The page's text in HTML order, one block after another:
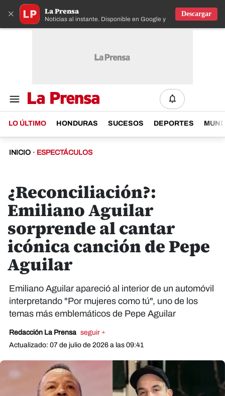
× La Prensa
Noticias al instante. Disponible en Google y IOS
Descargar
LO ÚLTIMO HONDURAS SUCESOS DEPORTES
INICIO · ESPECTÁCULOS
¿Reconciliación?:
Emiliano Aguilar
sorprende al cantar
icónica canción de Pepe
Aguilar
Emiliano Aguilar apareció al interior de un automóvil
interpretando "Por mujeres como tú", uno de los
temas más emblemáticos de Pepe Aguilar
Redacción La Prensa seguir +
Actualizado: 07 de julio de 2026 a las 09:41